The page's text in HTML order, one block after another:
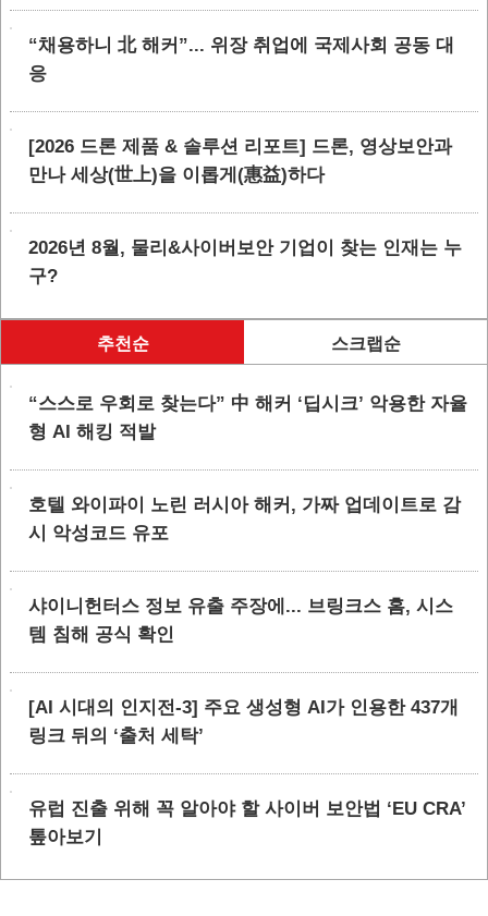
“채용하니 北 해커”... 위장 취업에 국제사회 공동 대
응
[2026 드론 제품 & 솔루션 리포트] 드론, 영상보안과
만나 세상(世上)을 이롭게(惠益)하다
2026년 8월, 물리&사이버보안 기업이 찾는 인재는 누
구?
추천순 스크랩순
“스스로 우회로 찾는다” 中 해커 ‘딥시크’ 악용한 자율
형 AI 해킹 적발
호텔 와이파이 노린 러시아 해커, 가짜 업데이트로 감
시 악성코드 유포
샤이니헌터스 정보 유출 주장에... 브링크스 홈, 시스
템 침해 공식 확인
[AI 시대의 인지전-3] 주요 생성형 AI가 인용한 437개
링크 뒤의 ‘출처 세탁’
유럽 진출 위해 꼭 알아야 할 사이버 보안법 ‘EU CRA’
톺아보기